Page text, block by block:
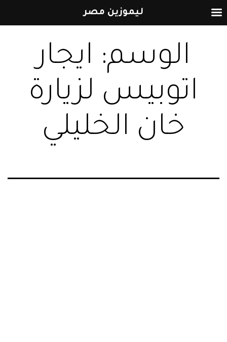
إلى
المحتوىالوسم: ايجار
اتوبيس لزيارة
خان الخليلي
ليموزين مصر